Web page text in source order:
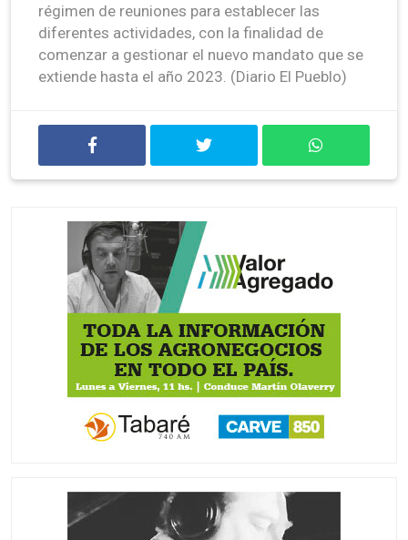
régimen de reuniones para establecer las
diferentes actividades, con la finalidad de
comenzar a gestionar el nuevo mandato que se
extiende hasta el año 2023. (Diario El Pueblo)